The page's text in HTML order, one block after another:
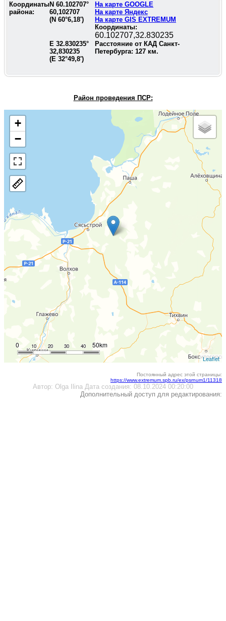
Координаты
района:
N 60.102707°
60,102707
(N 60°6,18')
На карте GOOGLE
На карте Яндекс
На карте GIS EXTREMUM
Координаты:
60.102707,32.830235
E 32.830235°
32,830235
(E 32°49,8')
Расстояние от КАД Санкт-
Петербурга: 127 км.
Район проведения ПСР:
+
−
10
0 20 30 40 50km
Leaflet
Постоянный адрес этой страницы:
https://www.extremum.spb.ru/ex/psrnum1/11318
Автор: Olga Ilina Дата создания: 08.10.2024 00:20:00
Дополнительный доступ для редактирования: